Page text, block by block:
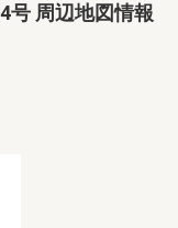
号 周辺地図情報